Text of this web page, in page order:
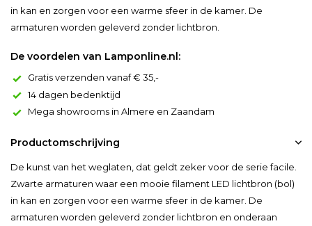
in kan en zorgen voor een warme sfeer in de kamer. De
armaturen worden geleverd zonder lichtbron.
De voordelen van Lamponline.nl:
Gratis verzenden vanaf € 35,-
14 dagen bedenktijd
Mega showrooms in Almere en Zaandam
Productomschrijving
De kunst van het weglaten, dat geldt zeker voor de serie facile.
Zwarte armaturen waar een mooie filament LED lichtbron (bol)
in kan en zorgen voor een warme sfeer in de kamer. De
armaturen worden geleverd zonder lichtbron en onderaan